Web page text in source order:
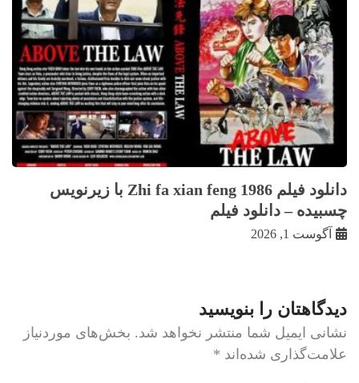
دانلود فیلم Zhi fa xian feng 1986 با زيرنويس
چسبيده – دانلود فیلم
آگوست 1, 2026
دیدگاهتان را بنویسید
نشانی ایمیل شما منتشر نخواهد شد. بخش‌های موردنیاز
علامت‌گذاری شده‌اند *